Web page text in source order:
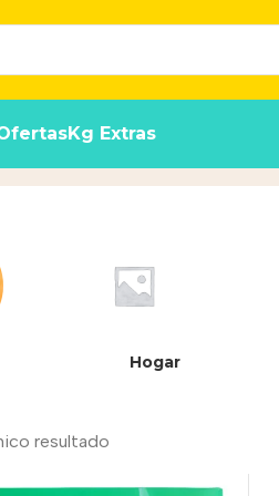
Kg Extras
Hogar
resultado